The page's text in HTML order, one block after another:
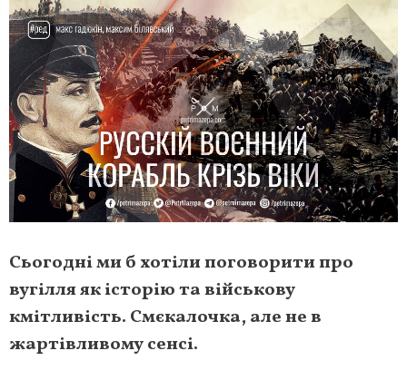
Сьогодні ми б хотіли поговорити про
вугілля як історію та військову
кмітливість. Смєкалочка, але не в
жартівливому сенсі.